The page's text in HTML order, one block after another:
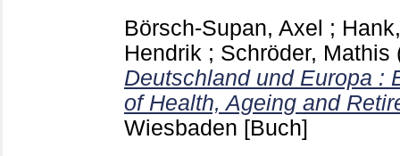
Börsch-Supan, Axel ;
Hendrik ; Schröder, Mathis
Deutschland und Europa :
of Health, Ageing and
Wiesbaden [Buch]